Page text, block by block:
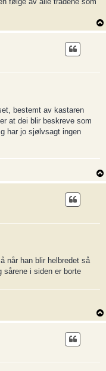
bestemt av kastaren
at dei blir beskreve som
har jo sjølvsagt ingen
når han blir helbredet så
sårene i siden er borte